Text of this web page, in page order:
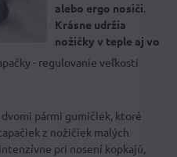
alebo ergo nosiči.
Krásne udržia
nožičky v teple aj vo
dvomi pármi gumičiek, ktoré
z nožičiek malých
pri nosení kopkajú,